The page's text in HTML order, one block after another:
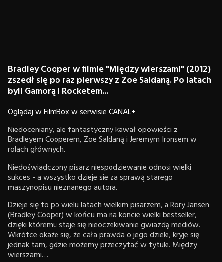
Bradley Cooper w filmie "Między wierszami" (2012)
zszedł się po raz pierwszy z Zoe Saldaną. Po latach
byli Gamorą i Rocketem...
Oglądaj w FilmBox w serwisie CANAL+
Niedoceniany, ale fantastyczny kawał opowieści z
Bradleyem Cooperem, Zoe Saldaną i Jeremym Ironsem w
rolach głównych.
Niedoświadczony pisarz niespodziewanie odnosi wielki
sukces - a wszystko dzieje sie za sprawą starego
maszynopisu nieznanego autora.
Dzieje się to po wielu latach wielkim pisarzem, a Rory Jansen
(Bradley Cooper) w końcu ma na koncie wielki bestseller,
dzięki któremu staje się nieoczekiwanie gwiazdą mediów.
Wkrótce okaże się, że cała prawda o jego dziele, kryje się
jednak tam, gdzie możemy przeczytać w tytule. Między
wierszami…